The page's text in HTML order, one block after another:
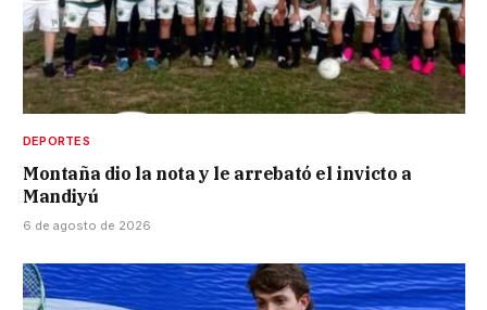
DEPORTES
Montaña dio la nota y le arrebató el invicto a
Mandiyú
6 de agosto de 2026